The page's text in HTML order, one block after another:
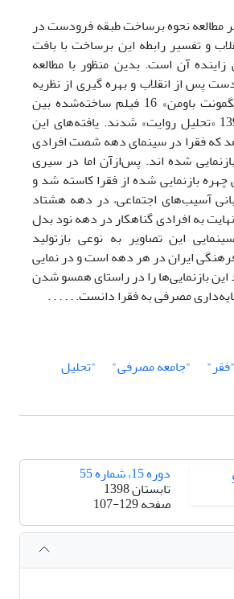
نحوه برساخت طبقه فرودست در
و تفسیر رابطه این برساخت با بافت
آن است. بدین منظور با مطالعه
پس از انقلاب و بهره گیری از نظریه
«فقرای جدید» «زیگمونت باومن» 16 فیلم ساخته‌شده بین
سال‌های 1360-1395 «تحلیل روایت» شدند. یافته‌های این
که فقرا در سینمای دهه شصت افرادی
شده اند. پس‌ازآن اما در سیری
چهره بازنمایی شده از فقرا کاسته شد و
آسیب‌های اجتماعی، در دهه هشتاد
به افرادی گناهکار در دهه نود بدل
این تصاویر به نوعی بازتولید
ایران در هر دهه است و در نمایی
این بازنمایی‌ها را در راستای همسو شدن
مصرفی به فقرا دانست. . . . . .
"فقر" "جامعه مصرفی"
"تحلیل
دوره 15، شماره 55
تابستان 1398
صفحه107-129